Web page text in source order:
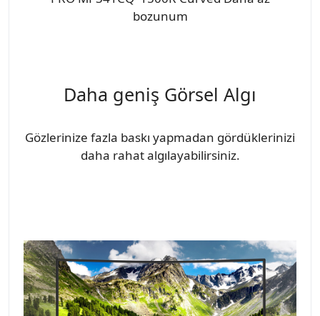
bozunum
Daha geniş Görsel Algı
Gözlerinize fazla baskı yapmadan gördüklerinizi
daha rahat algılayabilirsiniz.